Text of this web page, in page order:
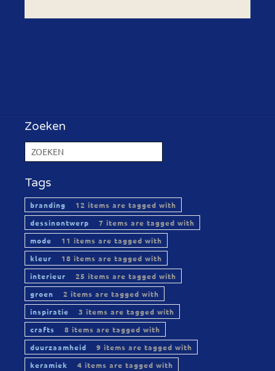
Zoeken
Tags
branding
12 items are tagged with
dessinontwerp
7 items are tagged with
mode
11 items are tagged with
kleur
18 items are tagged with
interieur
25 items are tagged with
groen
2 items are tagged with
inspiratie
3 items are tagged with
crafts
8 items are tagged with
duurzaamheid
9 items are tagged with
keramiek
4 items are tagged with